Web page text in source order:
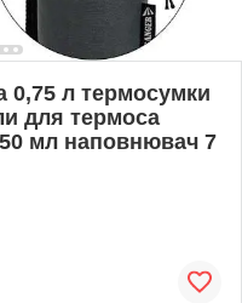
0,75 л термосумки
для термоса
мл наповнювач 7